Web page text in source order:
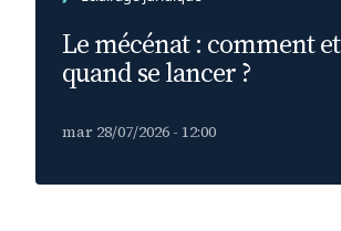
Le mécénat : comment et
quand se lancer ?
mar 28/07/2026 - 12:00